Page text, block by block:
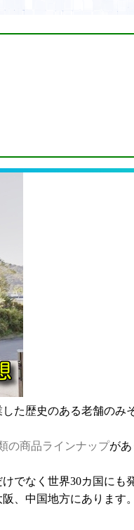
た歴史のある老舗のみ
の商品ラインナップがあ
でなく世界30カ国にも
、中国地方にあります。